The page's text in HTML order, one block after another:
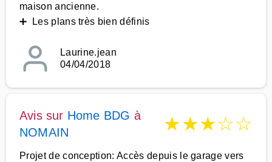
maison ancienne.
➕ Les plans très bien définis
Laurine.jean
04/04/2018
Avis sur Home BDG à
NOMAIN
★★★☆☆
Projet de conception: Accès depuis le garage vers